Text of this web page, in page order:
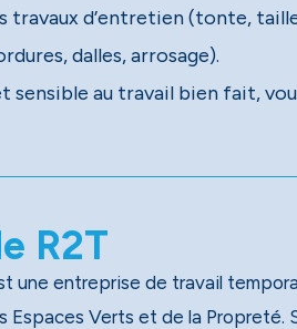
travaux d’entretien (tonte,
dalles, arrosage).
sensible au travail bien fait,
R2T
une entreprise de travail
S’appuyant sur un réseau national de 40 agences, dont 13 en